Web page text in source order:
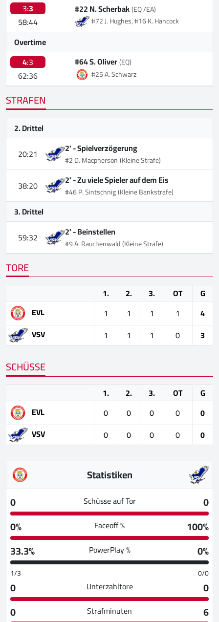
3:3
58:44
#22 N. Scherbak(EQ /EA)
#72 J. Hughes, #16 K. Hancock
Overtime
4:3
62:36
#64 S. Oliver(EQ)
#25 A. Schwarz
STRAFEN
2. Drittel
20:21
2' -Spielverzögerung
#2 D. Macpherson(Kleine Strafe)
38:20 2' -Zu viele Spieler auf dem Eis
#46 P. Sintschnig(Kleine Bankstrafe)
3. Drittel
59:32
2' -Beinstellen
#9 A. Rauchenwald(Kleine Strafe)
TORE
1. 2. 3. OT
G
EVL
1 1 1 1
4
VSV
1 1 1 0 3
SCHÜSSE
1. 2. 3. OT
G
EVL
0 0 0 0
0
VSV
0 0 0 0 0
Statistiken
0
Schüsse auf Tor
0
0%
Faceoff %
100%
33.3%
PowerPlay % 0%
1/3 0/0
0 Unterzahltore
0
0
Strafminuten
6